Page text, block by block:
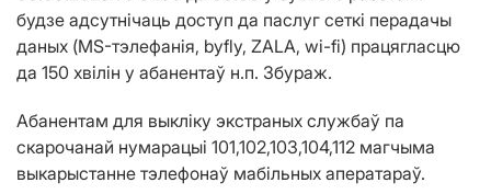
будзе адсутнічаць доступ да паслуг сеткі перадачы
даных (MS-тэлефанія, byfly, ZALA, wi-fi) працягласцю
да 150 хвiлін у абанентаў н.п. Збураж.
Абанентам для выкліку экстраных службаў па
скарочанай нумарацыі 101,102,103,104,112 магчыма
выкарыстанне тэлефонаў мабільных аператараў.